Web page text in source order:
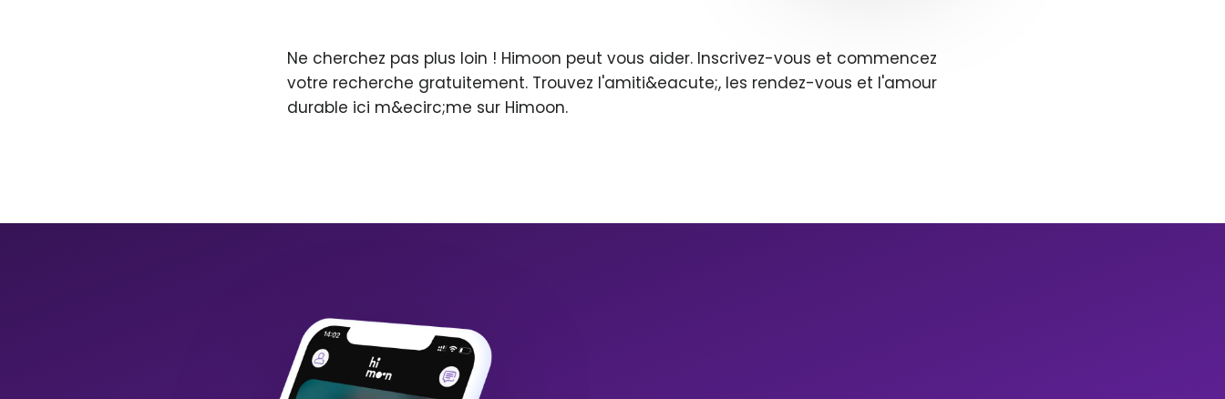
Ne cherchez pas plus loin ! Himoon peut vous aider. Inscrivez-vous et commencez
votre recherche gratuitement. Trouvez l'amiti&eacute;, les rendez-vous et l'amour
durable ici m&ecirc;me sur Himoon.